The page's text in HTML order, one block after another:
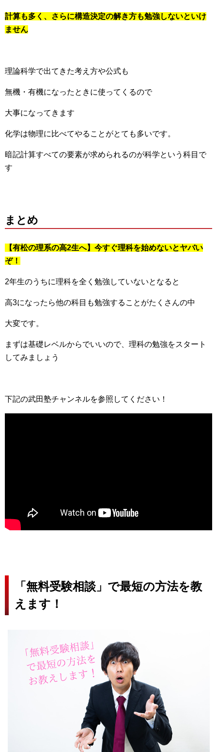
計算も多く、さらに構造決定の解き方も勉強しないといけ
ません
理論科学で出てきた考え方や公式も
無機・有機になったときに使ってくるので
大事になってきます
化学は物理に比べてやることがとても多いです。
暗記計算すべての要素が求められるのが科学という科目で
す
まとめ
【有松の理系の高2生へ】今すぐ理科を始めないとヤバい
ぞ！
2年生のうちに理科を全く勉強していないとなると
高3になったら他の科目も勉強することがたくさんの中
大変です。
まずは基礎レベルからでいいので、理科の勉強をスタート
してみましょう
下記の武田塾チャンネルを参照してください！
「無料受験相談」で最短の方法を教
えます！